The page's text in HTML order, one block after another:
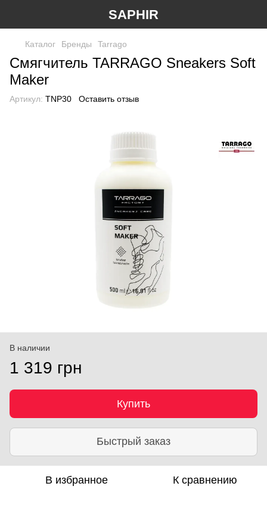
SAPHIR
Каталог Бренды Tarrago
Смягчитель TARRAGO Sneakers Soft
Maker
Артикул: TNP30 Оставить отзыв
В наличии
1 319 грн
Купить
Быстрый заказ
В избранное К сравнению